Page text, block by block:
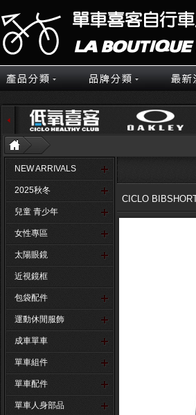
NEW ARRIVALS
2025秋冬
兒童 青少年
女性專區
太陽眼鏡
近視鏡框
包袋配件
運動休閒服飾
成車單車
單車組件
單車配件
單車人身部品
CICLO